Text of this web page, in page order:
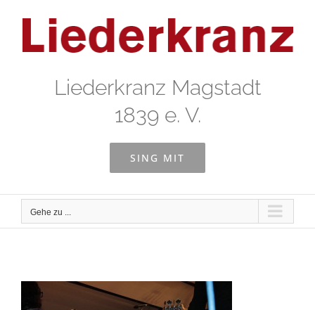
springen
Liederkranz Magstadt
1839 e. V.
SING MIT
Gehe zu ...